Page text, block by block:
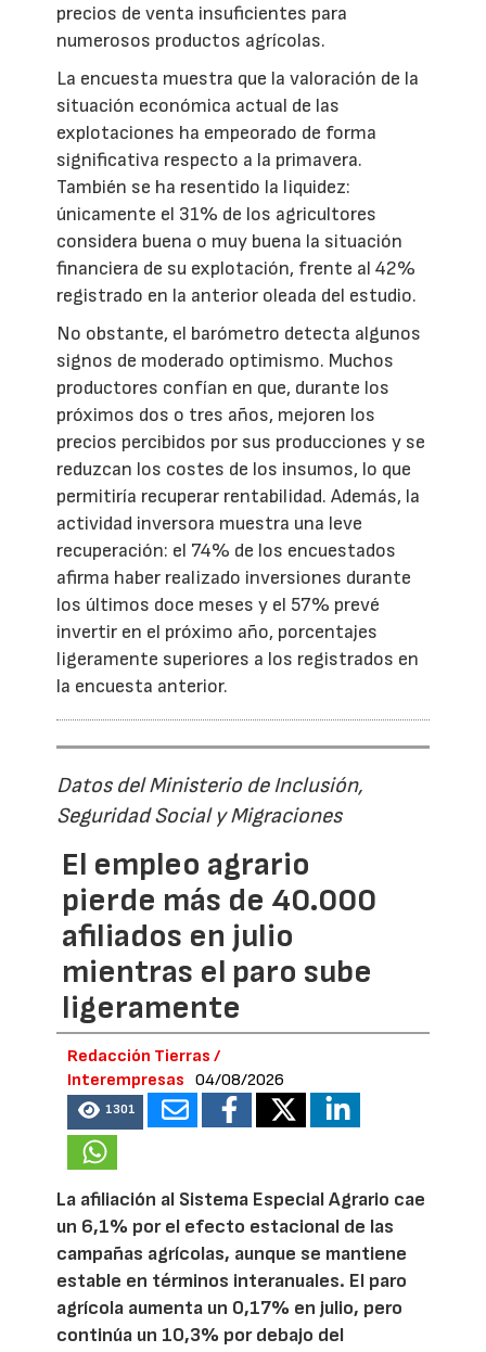
precios de venta insuficientes para
numerosos productos agrícolas.
La encuesta muestra que la valoración de la
situación económica actual de las
explotaciones ha empeorado de forma
significativa respecto a la primavera.
También se ha resentido la liquidez:
únicamente el 31% de los agricultores
considera buena o muy buena la situación
financiera de su explotación, frente al 42%
registrado en la anterior oleada del estudio.
No obstante, el barómetro detecta algunos
signos de moderado optimismo. Muchos
productores confían en que, durante los
próximos dos o tres años, mejoren los
precios percibidos por sus producciones y se
reduzcan los costes de los insumos, lo que
permitiría recuperar rentabilidad. Además, la
actividad inversora muestra una leve
recuperación: el 74% de los encuestados
afirma haber realizado inversiones durante
los últimos doce meses y el 57% prevé
invertir en el próximo año, porcentajes
ligeramente superiores a los registrados en
la encuesta anterior.
Datos del Ministerio de Inclusión,
Seguridad Social y Migraciones
El empleo agrario
pierde más de 40.000
afiliados en julio
mientras el paro sube
ligeramente
Redacción Tierras /
Interempresas
04/08/2026
1301
La afiliación al Sistema Especial Agrario cae
un 6,1% por el efecto estacional de las
campañas agrícolas, aunque se mantiene
estable en términos interanuales. El paro
agrícola aumenta un 0,17% en julio, pero
continúa un 10,3% por debajo del